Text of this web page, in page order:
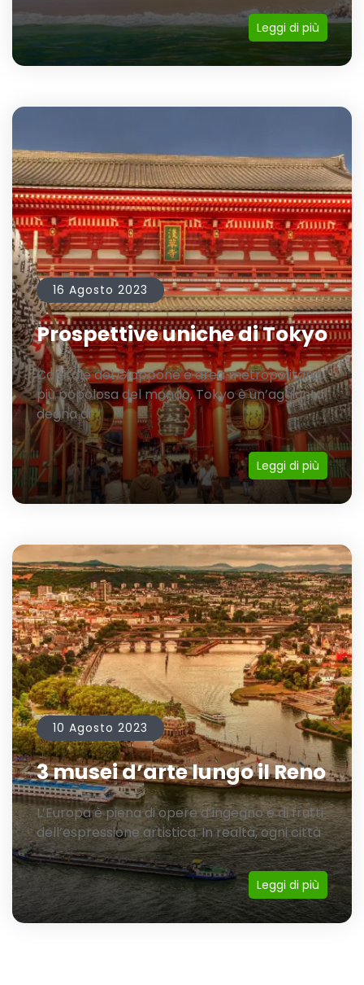
Leggi di più
16 Agosto 2023
Prospettive uniche di Tokyo
Capitale del Giappone e area metropolitana
più popolosa del mondo, Tokyo è un’aggiunta
degna di
Leggi di più
10 Agosto 2023
3 musei d’arte lungo il Reno
L’Europa è piena di opere d’ingegno e di frutti
dell’espressione artistica. In realtà, ogni città
Leggi di più